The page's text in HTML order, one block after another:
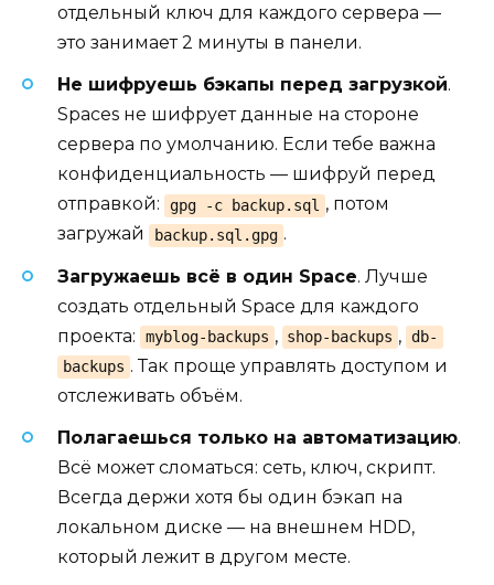
отдельный ключ для каждого сервера —
это занимает 2 минуты в панели.
Не шифруешь бэкапы перед загрузкой.
Spaces не шифрует данные на стороне
сервера по умолчанию. Если тебе важна
конфиденциальность — шифруй перед
отправкой:
gpg -c backup.sql , потом
загружай
backup.sql.gpg .
Загружаешь всё в один Space. Лучше
создать отдельный Space для каждого
проекта:
myblog-backups , shop-backups , db-
backups . Так проще управлять доступом и
отслеживать объём.
Полагаешься только на автоматизацию.
Всё может сломаться: сеть, ключ, скрипт.
Всегда держи хотя бы один бэкап на
локальном диске — на внешнем HDD,
который лежит в другом месте.